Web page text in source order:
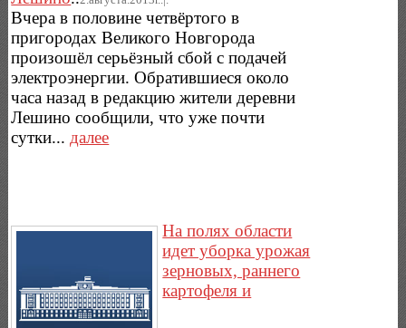
Вчера в половине четвёртого в
пригородах Великого Новгорода
произошёл серьёзный сбой с подачей
электроэнергии. Обратившиеся около
часа назад в редакцию жители деревни
Лешино сообщили, что уже почти
сутки... далее
На полях области
идет уборка урожая
зерновых, раннего
картофеля и